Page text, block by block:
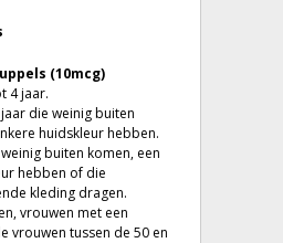
(10mcg)
4 jaar.
die weinig buiten
huidskleur hebben.
buiten komen, een
hebben of die
kleding dragen.
vrouwen met een
vrouwen tussen de 50 en